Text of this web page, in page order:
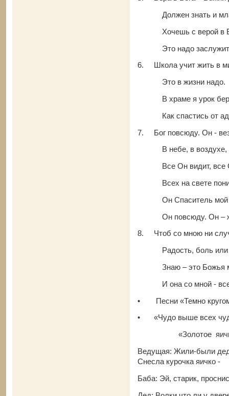
Должен знать и
Хочешь с верой в
Это надо
6.
Школа учит жить в
Это в жизни надо.
В храме я урок
Как спастись от
7.
Бог повсюду. Он -
В небе, в воздухе,
Все Он видит, все
Всех на свете
Он Спаситель мой
Он повсюду. Он –
8.
Чтоб со мною ни
Радость, боль или
Знаю – это Божья
И она со мной -
•
Песни «Темно
•
«Чудо выше всех
«Золотое
Ведущая: Жили-были
Снесла курочка яичко
Баба: Эй, старик,